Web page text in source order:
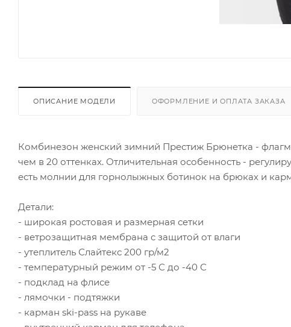
ОПИСАНИЕ МОДЕЛИ ОФОРМЛЕНИЕ И ОПЛАТА ЗАКАЗА
Комбинезон женский зимний Престиж Брюнетка -
чем в 20 оттенках. Отличительная особенность -
есть молнии для горнолыжных ботинок на брюках и
Детали:
- широкая ростовая и размерная сетки
- ветрозащитная мембрана с защитой от влаги
- утеплитель Слайтекс 200 гр/м2
- температурный режим от -5 С до -40 С
- подклад на флисе
- лямочки - подтяжки
- карман ski-pass на рукаве